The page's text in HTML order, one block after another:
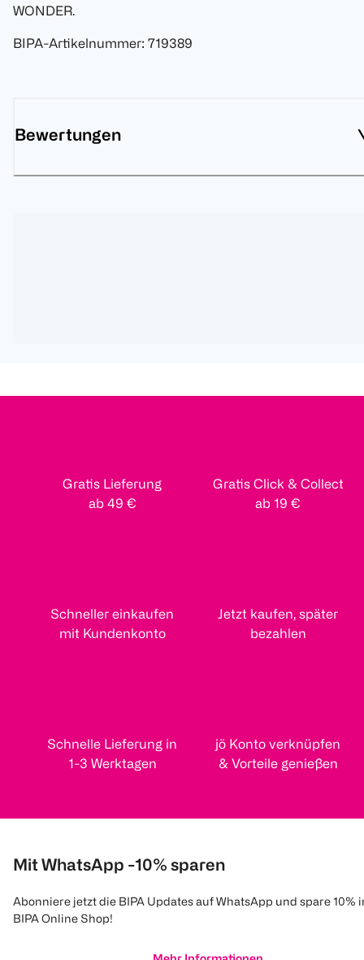
WONDER.
BIPA-Artikelnummer: 719389
Bewertungen
Gratis Lieferung
ab 49 €
Gratis Click & Collect
ab 19 €
Schneller einkaufen
mit Kundenkonto
Jetzt kaufen, später
bezahlen
Schnelle Lieferung in
1-3 Werktagen
jö Konto verknüpfen
& Vorteile genießen
Mit WhatsApp -10% sparen
Abonniere jetzt die BIPA Updates auf WhatsApp und spare 10%
BIPA Online Shop!